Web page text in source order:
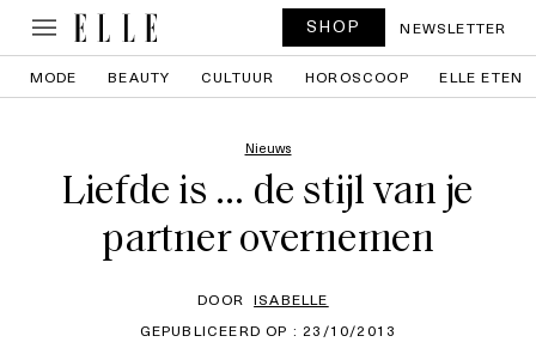
SHOP NEWSLETTER
MODE BEAUTY CULTUUR HOROSCOOP ELLE ETEN
Nieuws
Liefde is … de stijl van je
partner overnemen
DOOR ISABELLE
GEPUBLICEERD OP : 23/10/2013